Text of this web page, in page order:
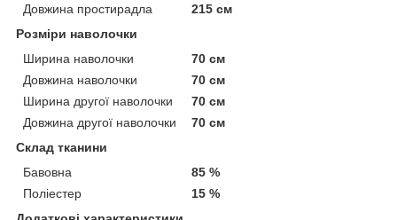
Довжина простирадла
215 см
Розміри наволочки
Ширина наволочки
70 см
Довжина наволочки
70 см
Ширина другої наволочки
70 см
Довжина другої наволочки
70 см
Склад тканини
Бавовна
85 %
Поліестер
15 %